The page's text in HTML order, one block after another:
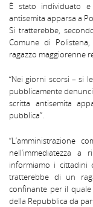
È stato individuato
antisemita apparsa a
Si tratterebbe,
Comune di
ragazzo maggiorenne
“Nei giorni scorsi – si
pubblicamente
scritta antisemita
pubblica”.
“L’amministrazione
nell’immediatezza
informiamo i cittadini
tratterebbe di un
confinante per il
della Repubblica da